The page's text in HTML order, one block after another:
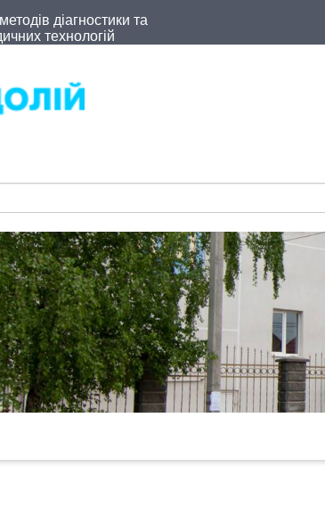
діагностики та
технологій
форма